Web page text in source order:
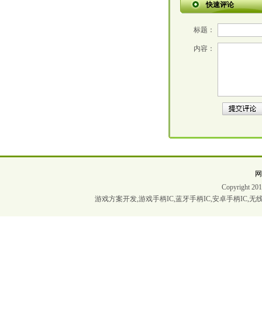
快速评论
标题：
内容：
Copyright
游戏方案开发,游戏手柄IC,蓝牙手柄IC,安卓手柄IC,无